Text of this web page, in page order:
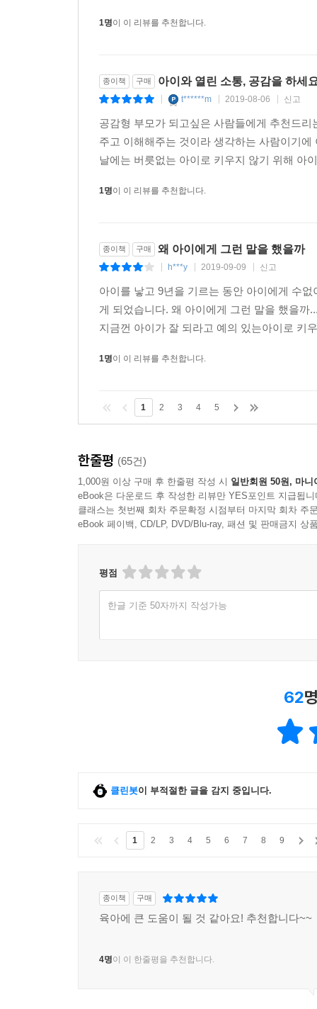
도출해냈습니다.
자아도취에 빠진 사람은 자신이 타인보다 우월하
지요. 남들이 형편없어 보이지도 않습니다. 자아
부모가 높은 자존감을 자녀에게 선물하게 될까요
“과대평가가 자아도취를 부르고 따뜻함이 자존감
1명이 이 리뷰를 추천합니다.
종이책 구매 아이와 열린 소통, 공감을 하세
t******m 2019-08-06 신고
공감형 부모가 되고싶은 사람들에게 추천드
주고 이해해주는 것이라 생각하는 사람이기
날에는 버릇없는 아이로 키우지 않기 위해 아
1명이 이 리뷰를 추천합니다.
종이책 구매 왜 아이에게 그런 말을 했을까
h***y 2019-09-09 신고
아이를 낳고 9년을 기르는 동안 아이에게 수
게 되었습니다. 왜 아이에게 그런 말을 했을
지금껀 아이가 잘 되라고 예의 있는아이로 키
1명이 이 리뷰를 추천합니다.
1 2 3 4 5
한줄평 (65건)
1,000원 이상 구매 후 한줄평 작성 시 일반회원 50원, 마니
eBook은 다운로드 후 작성한 리뷰만 YES포인트 지급됩니
클래스는 첫번째 회차 주문확정 시점부터 마지막 회차 주
eBook 페이백, CD/LP, DVD/Blu-ray, 패션 및 판매금지 상
평점
한글 기준 50자까지 작성가능
62
클린봇이 부적절한 글을 감지 중입니다.
1 2 3 4 5 6 7 8 9
종이책 구매
육아에 큰 도움이 될 것 같아요! 추천합니다~~
4명이 이 한줄평을 추천합니다.